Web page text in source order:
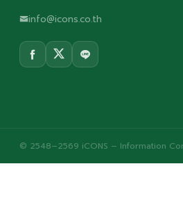
info@icons.co.th
© 2548–2569 iCONS – Information